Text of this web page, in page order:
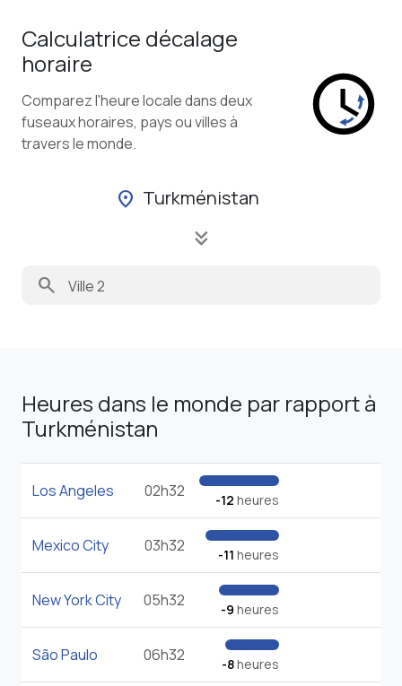
Calculatrice décalage
horaire
Comparez l'heure locale dans deux
fuseaux horaires, pays ou villes à
travers le monde.
location_on Turkménistan
keyboard_double_arrow_down
search
Heures dans le monde par rapport à
Turkménistan
Los Angeles 02h32 -12 heures
Mexico City 03h32 -11 heures
New York City 05h32 -9 heures
São Paulo 06h32 -8heures